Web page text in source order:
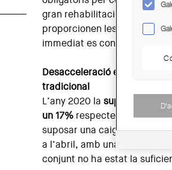
gran rehabilitació. Les
proporcionen les dades més
immediat es construirà al
Desacceleració en un sector
tradicional
L’any 2020 lasuperfície
un 17% respecte l’any
suposar una caiguda
a l’abril, amb una tímida
conjunt no ha estat la